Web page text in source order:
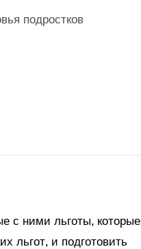
подростков
с ними льготы, которые
льгот, и подготовить